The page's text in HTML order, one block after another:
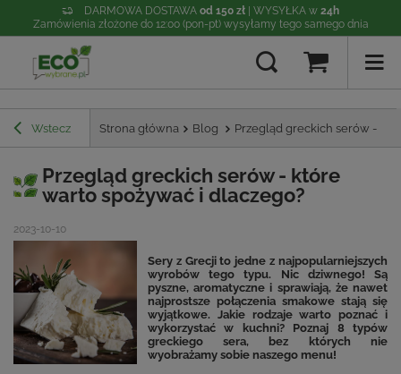
DARMOWA DOSTAWA od 150 zł | WYSYŁKA w 24h
Zamówienia złożone do 12:00 (pon-pt) wysyłamy tego samego dnia
Wstecz Strona główna Blog Przegląd greckich serów -
Przegląd greckich serów - które
warto spożywać i dlaczego?
2023-10-10
Sery z Grecji to jedne z najpopularniejszych
wyrobów tego typu. Nic dziwnego! Są
pyszne, aromatyczne i sprawiają, że nawet
najprostsze połączenia smakowe stają się
wyjątkowe. Jakie rodzaje warto poznać i
wykorzystać w kuchni? Poznaj 8 typów
greckiego sera, bez których nie
wyobrażamy sobie naszego menu!